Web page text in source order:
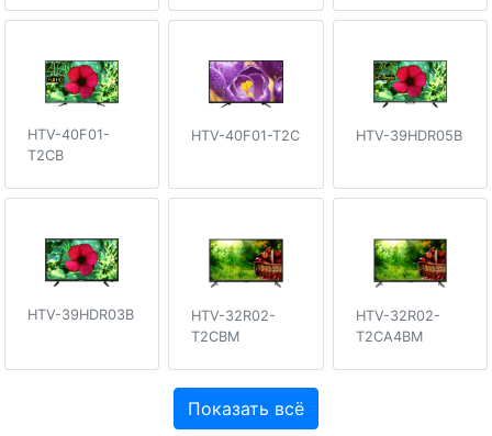
HTV-40F01-
T2CB
HTV-40F01-T2C HTV-39HDR05B
HTV-39HDR03B
HTV-32R02-
T2CBM
HTV-32R02-
T2CA4BM
Показать всё